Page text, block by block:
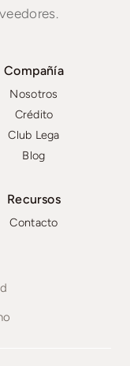
Compañía
Nosotros
Crédito
Club Lega
Blog
Recursos
Contacto